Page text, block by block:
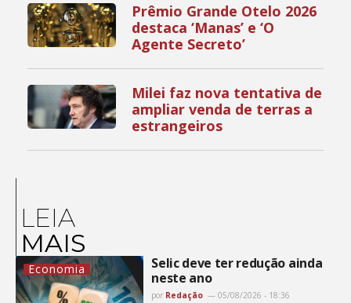
Prêmio Grande Otelo 2026
destaca ‘Manas’ e ‘O
Agente Secreto’
Milei faz nova tentativa de
ampliar venda de terras a
estrangeiros
LEIA
MAIS
Economia
Selic deve ter redução ainda
neste ano
por Redação 05/08/2026 - 18:36